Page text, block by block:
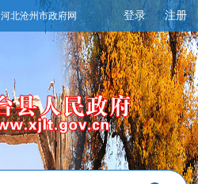
河北沧州市政府网 登录 注册